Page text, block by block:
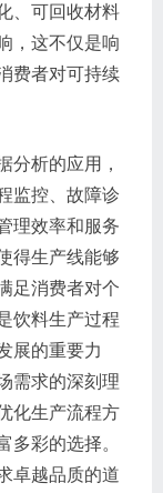
、可回收材料
，这不仅是响
费者对可持续
分析的应用，
监控、故障诊
理效率和服务
得生产线能够
足消费者对个
饮料生产过程
展的重要力
需求的深刻理
化生产流程方
多彩的选择。
卓越品质的道